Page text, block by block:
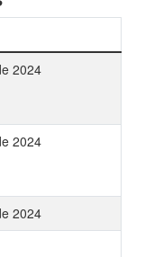
2024
2024
2024